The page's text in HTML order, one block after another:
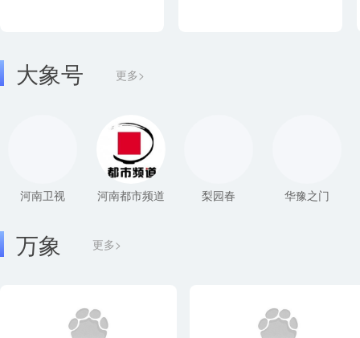
大象号 更多>
河南卫视 河南都市频道 梨园春 华豫之门
更多>
万象